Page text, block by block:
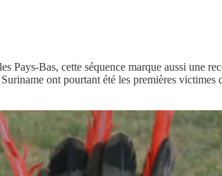
Pays-Bas, cette séquence marque aussi une
ont pourtant été les premières victimes